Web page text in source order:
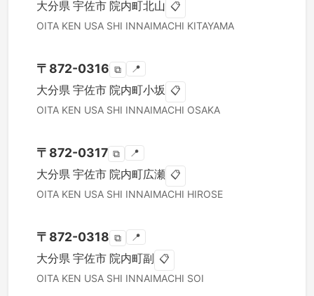
大分県 宇佐市 院内町北山 📋
OITA KEN USA SHI INNAIMACHI KITAYAMA
〒 872-0316 ⧉ 📍
大分県 宇佐市 院内町小坂 📋
OITA KEN USA SHI INNAIMACHI OSAKA
〒 872-0317 ⧉ 📍
大分県 宇佐市 院内町広瀬 📋
OITA KEN USA SHI INNAIMACHI HIROSE
〒 872-0318 ⧉ 📍
大分県 宇佐市 院内町副 📋
OITA KEN USA SHI INNAIMACHI SOI